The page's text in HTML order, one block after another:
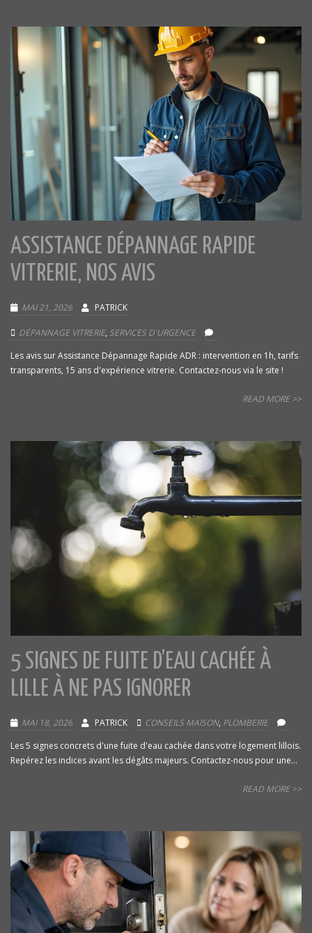
ASSISTANCE DÉPANNAGE RAPIDE
VITRERIE, NOS AVIS
MAI 21, 2026 PATRICK
DÉPANNAGE VITRERIE, SERVICES D'URGENCE
Les avis sur Assistance Dépannage Rapide ADR : intervention en 1h, tarifs
transparents, 15 ans d'expérience vitrerie. Contactez-nous via le site !
READ MORE >>
5 SIGNES DE FUITE D’EAU CACHÉE À
LILLE À NE PAS IGNORER
MAI 18, 2026 PATRICK CONSEILS MAISON, PLOMBERIE
Les 5 signes concrets d'une fuite d'eau cachée dans votre logement lillois.
Repérez les indices avant les dégâts majeurs. Contactez-nous pour une...
READ MORE >>